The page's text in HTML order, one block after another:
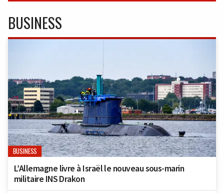
BUSINESS
BUSINESS
L’Allemagne livre à Israël le nouveau sous-marin
militaire INS Drakon